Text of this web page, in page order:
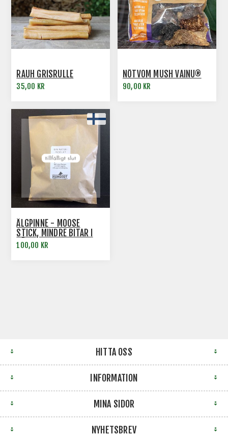
RAUH GRISRULLE
35,00 KR
NÖTVOM MUSH VAINU®
90,00 KR
ÄLGPINNE - MOOSE
STICK, MINDRE BITAR I
PÅSE
100,00 KR
HITTA OSS
INFORMATION
MINA SIDOR
NYHETSBREV